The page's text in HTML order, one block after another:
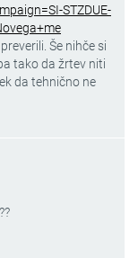
STZDUE-
Še nihče si
tako da žrtev niti
da tehnično ne